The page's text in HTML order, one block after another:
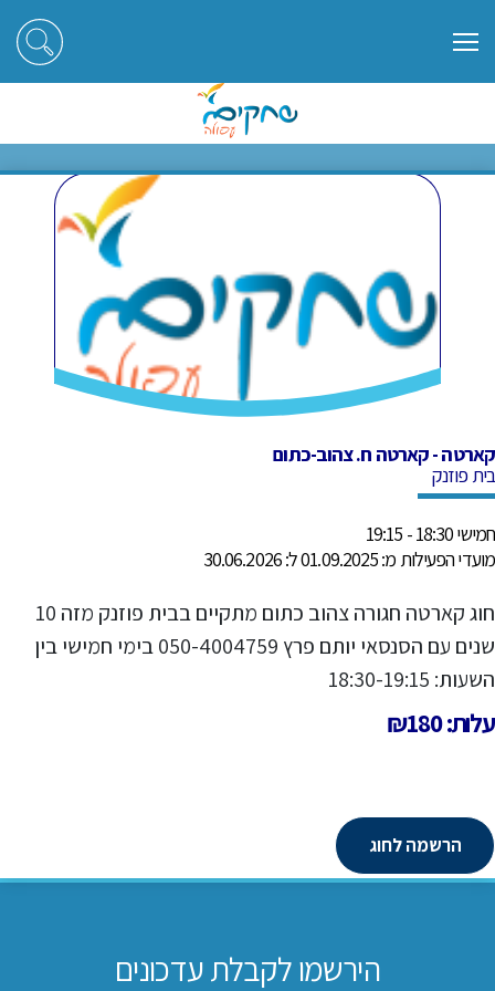
קארטה - קארטה ח. צהוב-כתום
קארטה - קארטה ח. צהוב-כתום
בית פוזנק
חמישי 18:30 - 19:15
מועדי הפעילות מ: 01.09.2025 ל: 30.06.2026
חוג קארטה חגורה צהוב כתום מתקיים בבית פוזנק מזה 10
שנים עם הסנסאי יותם פרץ 050-4004759 בימי חמישי בין
השעות: 18:30-19:15
עלות: ₪180
הרשמה לחוג
הירשמו לקבלת עדכונים